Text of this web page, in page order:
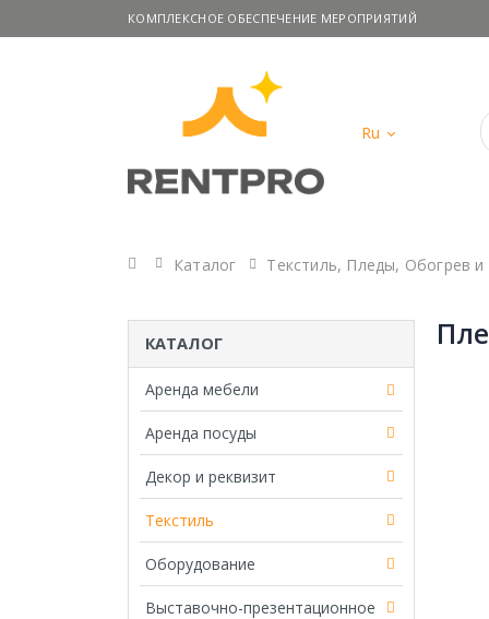
КОМПЛЕКСНОЕ ОБЕСПЕЧЕНИЕ МЕРОПРИЯТИЙ
Ru
Главная
Каталог Текстиль, Пледы, Обогрев и
КАТАЛОГ
Аренда мебели
Аренда посуды
Декор и реквизит
Текстиль
Оборудование
Выставочно-презентационное